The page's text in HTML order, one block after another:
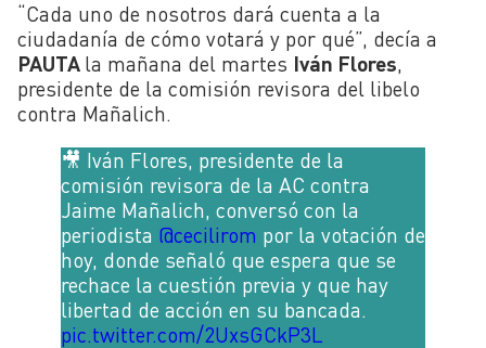
“Cada uno de nosotros dará cuenta a la
ciudadanía de cómo votará y por qué”, decía a
PAUTA la mañana del martes Iván Flores,
presidente de la comisión revisora del libelo
contra Mañalich.
🎥 Iván Flores, presidente de la
comisión revisora de la AC contra
Jaime Mañalich, conversó con la
periodista @cecilirom por la votación de
hoy, donde señaló que espera que se
rechace la cuestión previa y que hay
libertad de acción en su bancada.
pic.twitter.com/2UxsGCkP3L